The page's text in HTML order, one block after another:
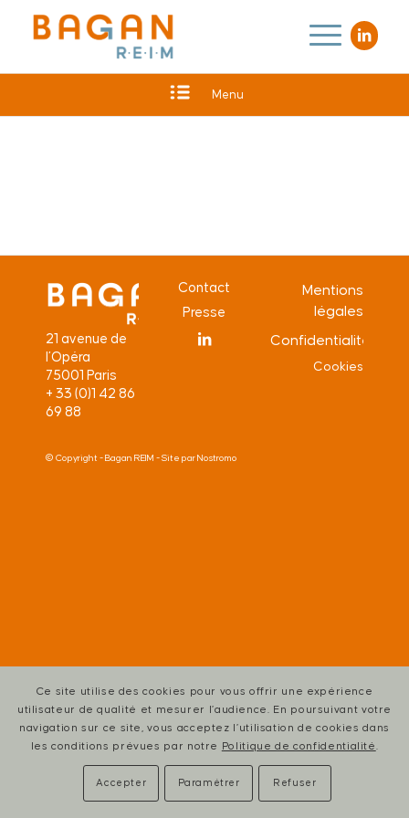
Menu
21 avenue de
l’Opéra
75001 Paris
+ 33 (0)1 42 86
69 88
Contact
Presse
Mentions
légales
Confidentialité
Cookies
© Copyright - Bagan REIM - Site par Nostromo
Ce site utilise des cookies pour vous offrir une expérience
utilisateur de qualité et mesurer l’audience. En poursuivant votre
navigation sur ce site, vous acceptez l’utilisation de cookies dans
les conditions prévues par notre Politique de confidentialité.
Accepter Paramétrer Refuser